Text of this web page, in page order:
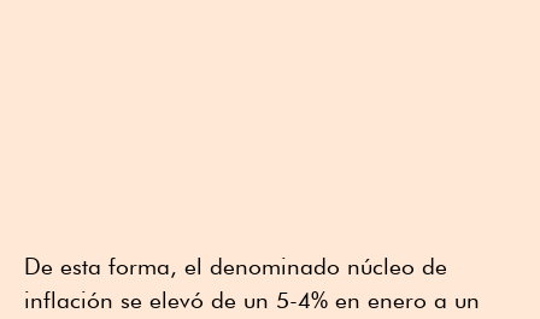
De esta forma, el denominado núcleo de
inflación se elevó de un 5-4% en enero a un